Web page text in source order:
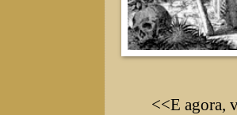
<<E agora,